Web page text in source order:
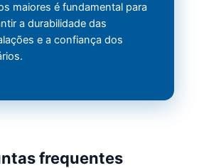
maiores é fundamental para
a durabilidade das
e a confiança dos
frequentes